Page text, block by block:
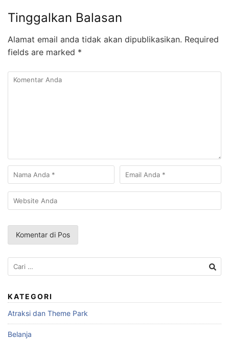
Tinggalkan Balasan
Alamat email anda tidak akan dipublikasikan. Required
fields are marked *
Cari
untuk:
KATEGORI
Atraksi dan Theme Park
Belanja